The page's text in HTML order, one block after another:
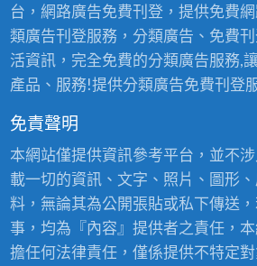
台，網路廣告免費刊登，提供免費
類廣告刊登服務，分類廣告、免費
活資訊，完全免費的分類廣告服務,
產品、服務!提供分類廣告免費刊登
免責聲明
本網站僅提供資訊參考平台，並不
載一切的資訊、文字、照片、圖形
料，無論其為公開張貼或私下傳送
事，均為『內容』提供者之責任，
擔任何法律責任，僅係提供不特定